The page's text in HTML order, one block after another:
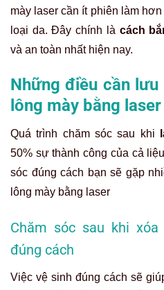
mày laser cần ít phiên làm
loại da. Đây chính là cách
và an toàn nhất hiện nay.
Những điều cần
lông mày bằng laser
Quá trình chăm sóc sau khi
50% sự thành công của cả
sóc đúng cách bạn sẽ gặp
lông mày bằng laser
Chăm sóc sau khi
đúng cách
Việc vệ sinh đúng cách sẽ